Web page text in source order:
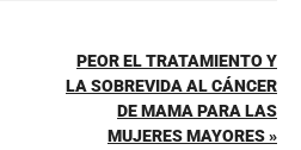
PEOR EL TRATAMIENTO Y
LA SOBREVIDA AL CÁNCER
DE MAMA PARA LAS
MUJERES MAYORES »